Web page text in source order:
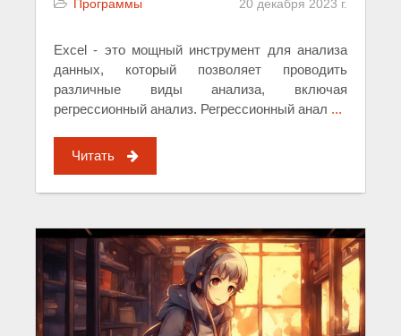
Программы 20 декабря 2023 г.
Excel - это мощный инструмент для анализа
данных, который позволяет проводить
различные виды анализа, включая
регрессионный анализ. Регрессионный анал ...
Читать